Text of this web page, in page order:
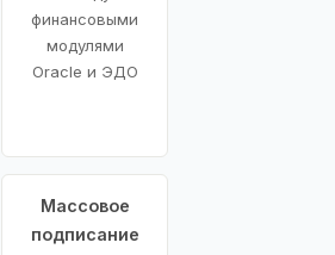
финансовыми
модулями
Oracle и ЭДО
Массовое
подписание